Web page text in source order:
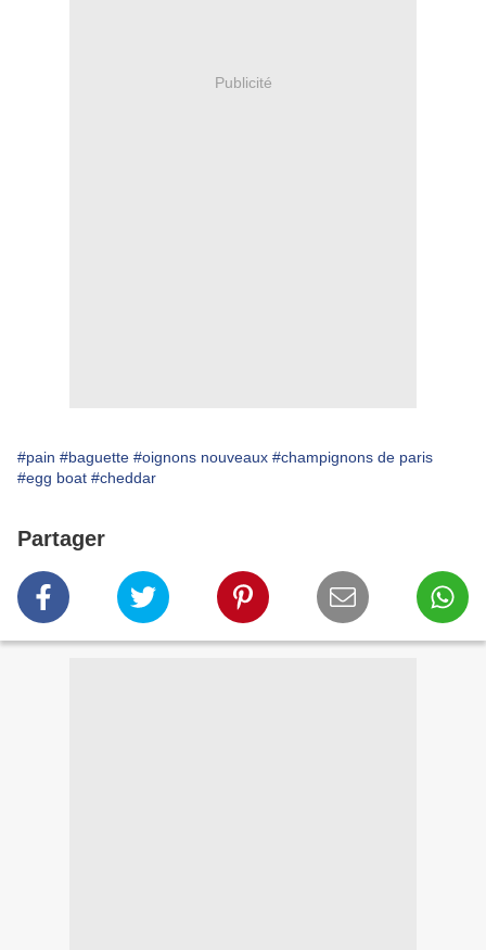
Publicité
#pain #baguette #oignons nouveaux #champignons de paris
#egg boat #cheddar
Partager